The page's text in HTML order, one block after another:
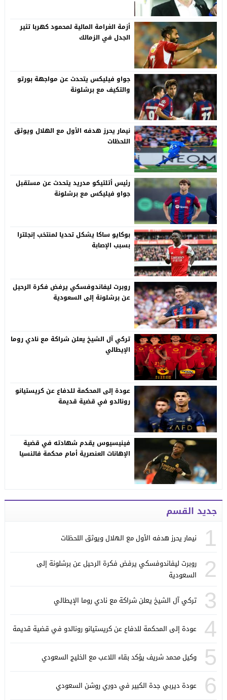
أزمة الغرامة المالية لمحمود كهربا تثير
الجدل في الزمالك
جواو فيليكس يتحدث عن مواجهة بورتو
والتكيف مع برشلونة
نيمار يحرز هدفه الأول مع الهلال ويوثق
اللحظات
رئيس أتلتيكو مدريد يتحدث عن مستقبل
جواو فيليكس مع برشلونة
بوكايو ساكا يشكل تحديا لمنتخب إنجلترا
بسبب الإصابة
روبرت ليفاندوفسكي يرفض فكرة الرحيل
عن برشلونة إلى السعودية
تركي آل الشيخ يعلن شراكة مع نادي روما
الإيطالي
عودة إلى المحكمة للدفاع عن كريستيانو
رونالدو في قضية قديمة
فينيسيوس يقدم شهادته في قضية
الإهانات العنصرية أمام محكمة فالنسيا
جديد القسم
1 نيمار يحرز هدفه الأول مع الهلال ويوثق اللحظات
2
روبرت ليفاندوفسكي يرفض فكرة الرحيل عن برشلونة إلى
السعودية
3 تركي آل الشيخ يعلن شراكة مع نادي روما الإيطالي
4 عودة إلى المحكمة للدفاع عن كريستيانو رونالدو في قضية قديمة
5 وكيل محمد شريف يؤكد بقاء اللاعب مع الخليج السعودي
6 عودة ديربي جدة الكبير في دوري روشن السعودي